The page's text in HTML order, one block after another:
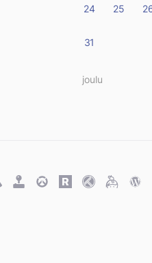
24 25
31
« joulu
RetroOverwatch
Rawg.ioTraktKeybase